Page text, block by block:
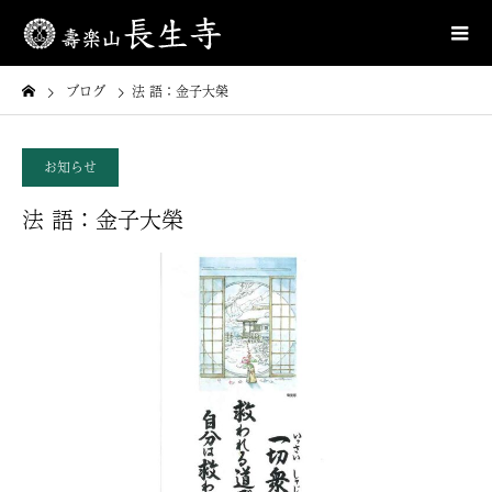
ブログ 法 語：金子大榮
お知らせ
法 語：金子大榮